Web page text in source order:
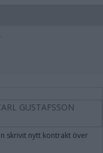
skrivit nytt kontrakt över